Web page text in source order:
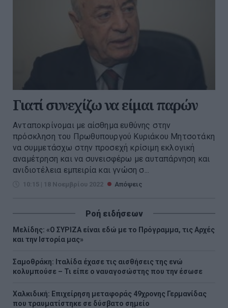
Γιατί συνεχίζω να είμαι παρών
Ανταποκρίνομαι με αίσθημα ευθύνης στην
πρόσκληση του Πρωθυπουργού Κυριάκου Μητσοτάκη
να συμμετάσχω στην προσεχή κρίσιμη εκλογική
αναμέτρηση και να συνεισφέρω με αυταπάρνηση και
ανιδιοτέλεια εμπειρία και γνώση σ...
10:15 | 18 Νοεμβρίου 2022 Απόψεις
Ροή ειδήσεων
Μελίδης: «Ο ΣΥΡΙΖΑ είναι εδώ με το Πρόγραμμα, τις Αρχές
και την Ιστορία μας»
Σαμοθράκη: Ιταλίδα έχασε τις αισθήσεις της ενώ
κολυμπούσε – Τι είπε ο ναυαγοσώστης που την έσωσε
Χαλκιδική: Επιχείρηση μεταφοράς 49χρονης Γερμανίδας
που τραυματίστηκε σε δύσβατο σημείο